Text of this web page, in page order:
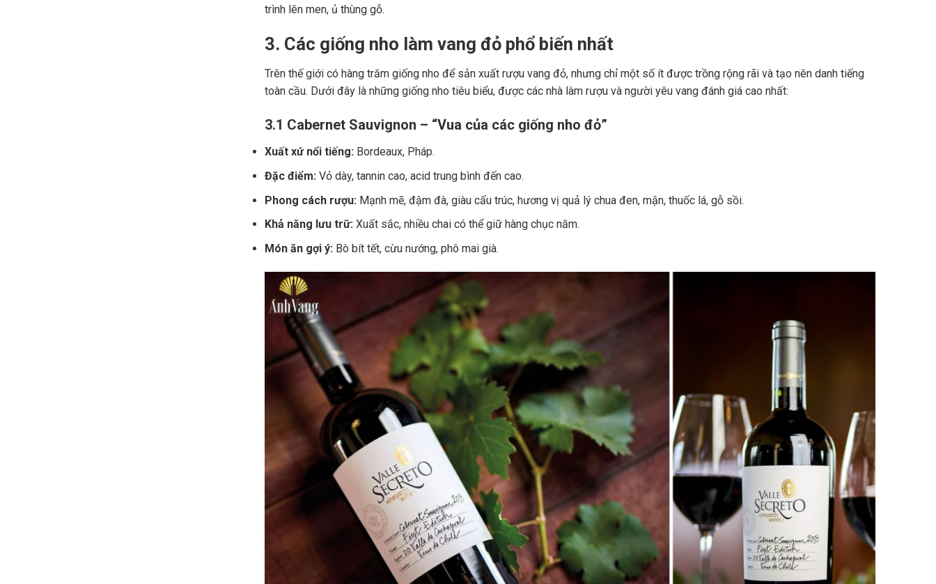
trình lên men, ủ thùng gỗ.
3. Các giống nho làm vang đỏ phổ biến nhất
Trên thế giới có hàng trăm giống nho để sản xuất rượu vang đỏ, nhưng chỉ một số ít được trồng rộng rãi và tạo nên danh tiếng
toàn cầu. Dưới đây là những giống nho tiêu biểu, được các nhà làm rượu và người yêu vang đánh giá cao nhất:
3.1 Cabernet Sauvignon – “Vua của các giống nho đỏ”
Xuất xứ nổi tiếng:Bordeaux, Pháp.
Đặc điểm:Vỏ dày, tannin cao, acid trung bình đến cao.
Phong cách rượu: Mạnh mẽ, đậm đà, giàu cấu trúc, hương vị quả lý chua đen, mận, thuốc lá, gỗ sồi.
Khả năng lưu trữ:Xuất sắc, nhiều chai có thể giữ hàng chục năm.
Món ăn gợi ý: Bò bít tết, cừu nướng, phô mai già.